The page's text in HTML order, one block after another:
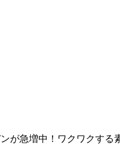
急増中！ワクワクする